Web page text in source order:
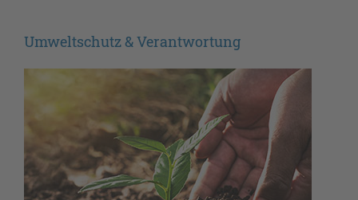
Umweltschutz & Verantwortung